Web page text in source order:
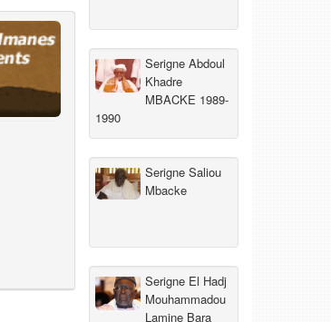
Serigne Abdoul
Khadre
MBACKE 1989-
1990
Serigne Saliou
Mbacke
Serigne El Hadj
Mouhammadou
Lamine Bara